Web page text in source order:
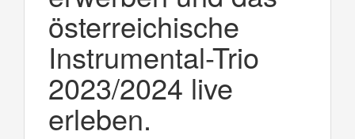
österreichische
Instrumental-Trio
2023/2024 live
erleben.